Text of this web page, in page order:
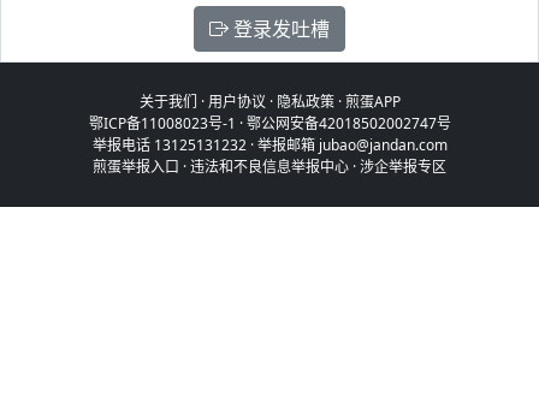
登录发吐槽
关于我们 ·用户协议 · 隐私政策·煎蛋APP
鄂ICP备11008023号-1 ·鄂公网安备42018502002747号
举报电话 13125131232 · 举报邮箱 jubao@jandan.com
煎蛋举报入口 ·违法和不良信息举报中心 ·涉企举报专区